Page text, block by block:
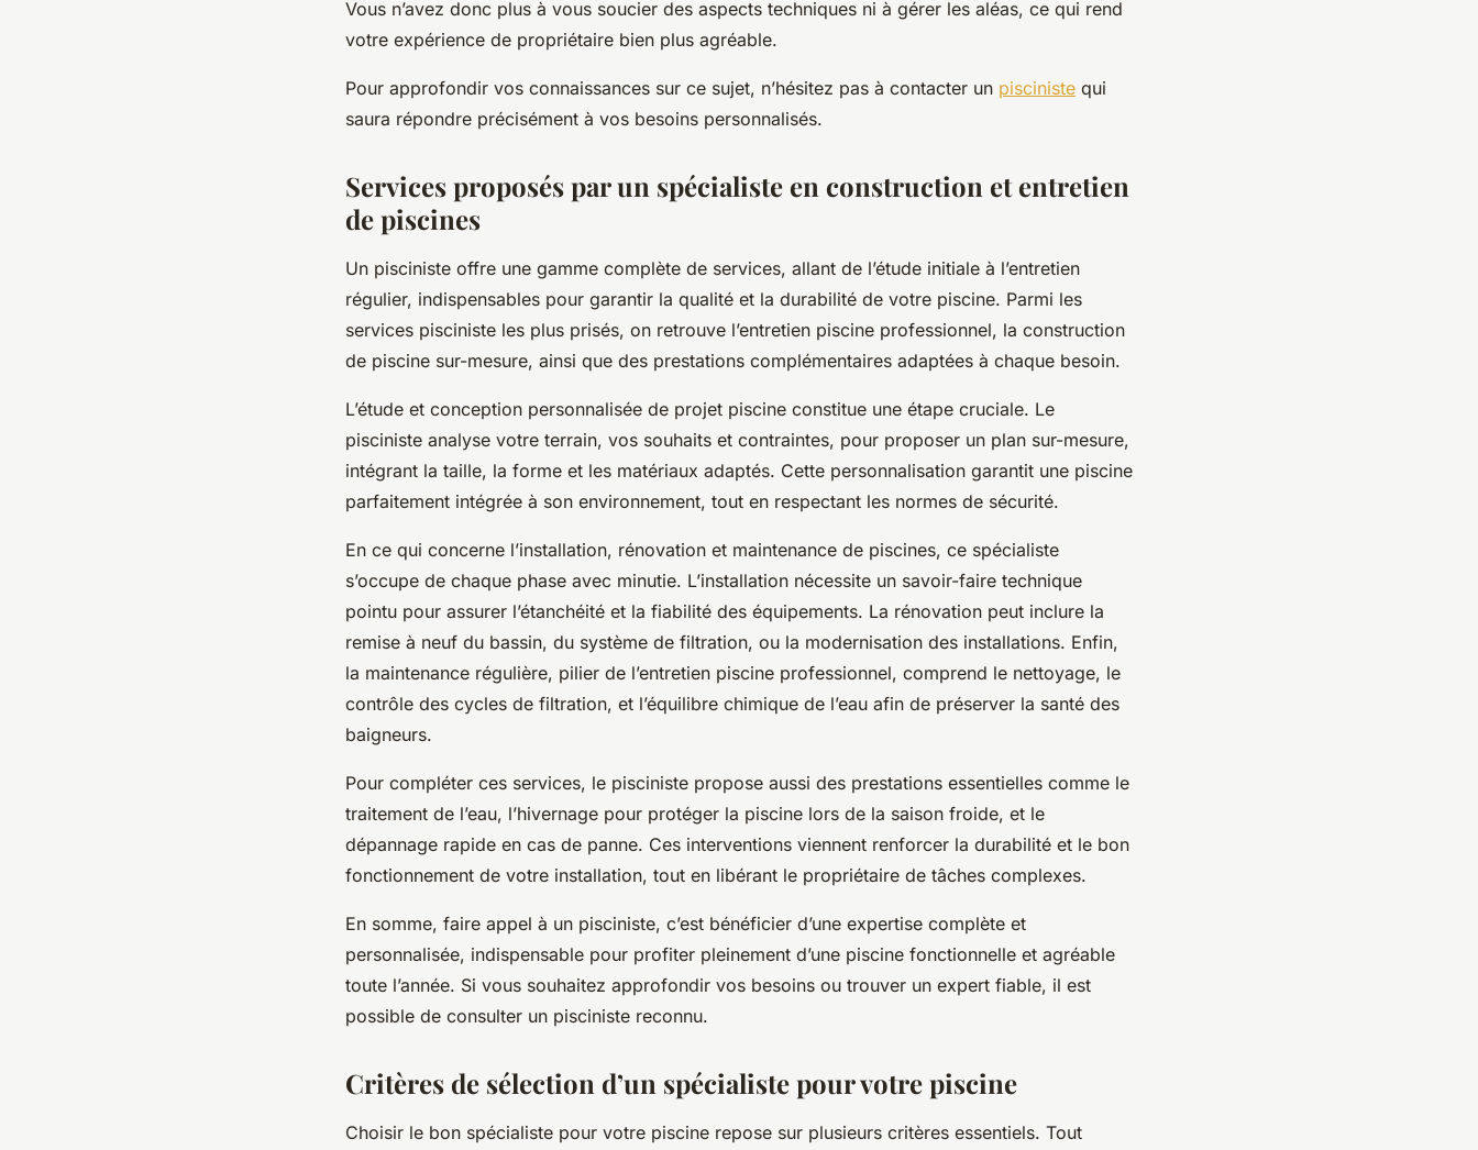
Vous n’avez donc plus à vous soucier des aspects techniques ni à gérer les aléas, ce qui rend
votre expérience de propriétaire bien plus agréable.
Pour approfondir vos connaissances sur ce sujet, n’hésitez pas à contacter un pisciniste qui
saura répondre précisément à vos besoins personnalisés.
Services proposés par un spécialiste en construction et entretien
de piscines
Un pisciniste offre une gamme complète de services, allant de l’étude initiale à l’entretien
régulier, indispensables pour garantir la qualité et la durabilité de votre piscine. Parmi les
services pisciniste les plus prisés, on retrouve l’entretien piscine professionnel, la construction
de piscine sur-mesure, ainsi que des prestations complémentaires adaptées à chaque besoin.
L’étude et conception personnalisée de projet piscine constitue une étape cruciale. Le
pisciniste analyse votre terrain, vos souhaits et contraintes, pour proposer un plan sur-mesure,
intégrant la taille, la forme et les matériaux adaptés. Cette personnalisation garantit une piscine
parfaitement intégrée à son environnement, tout en respectant les normes de sécurité.
En ce qui concerne l’installation, rénovation et maintenance de piscines, ce spécialiste
s’occupe de chaque phase avec minutie. L’installation nécessite un savoir-faire technique
pointu pour assurer l’étanchéité et la fiabilité des équipements. La rénovation peut inclure la
remise à neuf du bassin, du système de filtration, ou la modernisation des installations. Enfin,
la maintenance régulière, pilier de l’entretien piscine professionnel, comprend le nettoyage, le
contrôle des cycles de filtration, et l’équilibre chimique de l’eau afin de préserver la santé des
baigneurs.
Pour compléter ces services, le pisciniste propose aussi des prestations essentielles comme le
traitement de l’eau, l’hivernage pour protéger la piscine lors de la saison froide, et le
dépannage rapide en cas de panne. Ces interventions viennent renforcer la durabilité et le bon
fonctionnement de votre installation, tout en libérant le propriétaire de tâches complexes.
En somme, faire appel à un pisciniste, c’est bénéficier d’une expertise complète et
personnalisée, indispensable pour profiter pleinement d’une piscine fonctionnelle et agréable
toute l’année. Si vous souhaitez approfondir vos besoins ou trouver un expert fiable, il est
possible de consulter un pisciniste reconnu.
Critères de sélection d’un spécialiste pour votre piscine
Choisir le bon spécialiste pour votre piscine repose sur plusieurs critères essentiels. Tout